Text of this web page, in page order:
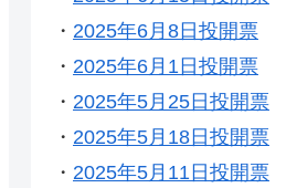
・ 2025年6月8日投開票
・ 2025年6月1日投開票
・ 2025年5月25日投開票
・ 2025年5月18日投開票
・ 2025年5月11日投開票